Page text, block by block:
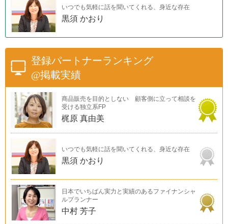
いつでも気軽に話を聞いてくれる、身近な存在
黒須 かおり
登録パートナーランキング
@掲載実績
商品販売を目的としない 顧客側に立って相談を
受ける独立系FP
梶原 真由美
いつでも気軽に話を聞いてくれる、身近な存在
黒須 かおり
日本でいちばん実力と実績のあるファイナンシャ
ルプランナー
中村 芳子